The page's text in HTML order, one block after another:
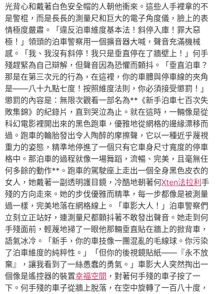
光背心和戴著白色安全帽的人朝他衝來。這些人手裡拿的不
是警棍，而是長長的測量尺和巨大的電子角度儀，臉上的表
情極度嚴肅。「違反泊車維度基本法！斜停入庫！罪大惡
極！」領頭的泊車警察用一個擴音器大喊，聲音充滿機械
感。「我、我沒有斜停！我只是垂直停在了牆壁上！」何手
殘趕緊為自己辯解，但聲音因為恐懼而顫抖。「垂直泊車？
那是在第三次元的行為，在這裡，你的車體與停車線的夾角
是——八十九點七度！按照維度法則，你必須接受懲罰！」
懲罰的內容是：無限次觀看一部名為**《新手泊車七百次失
敗集錦》的紀錄片，直到哭泣為止。就在這時，一輛像是從
科幻電影裡開出來的黑色跑車，優雅地從網格的邊緣漂移而
過。跑車的輪胎發出令人陶醉的摩擦聲，它以一種近乎蔑視
重力的姿態，精準地停進了一個只有它車身尺寸寬度的停車
格中。那泊車的過程就像一場舞蹈，流暢、完美，且毫無任
何多餘的動作**。跑車的駕駛座上走出一個全身黑色皮衣的
女人，她戴著一副透明護目鏡，冷酷地朝著何Xten法拉利 手
殘的方向走來。她的步伐優雅而精準，每一步都像是被測量
過一樣，完美地落在網格線上。「車影大人！」泊車警察們
立刻立正站好，連測量尺都顫抖著不敢發出聲音。她走到何
手殘面前，輕蔑地掃了一眼他那輛垂直貼在牆上的掀背車，
語氣冰冷。「新手，你的車技像一團混亂的毛線球。你污染
了泊車維度的純粹性。」「但你的後視鏡貼紙——『永不放
棄』，讓我看到了一絲愚蠢的勇氣。」車影大人突然掏出一
個像是遙控器的裝置幸福空間 ，對著何手殘的車子按了一
下。何手殘的車子從牆上脫落，在空中旋轉了一百八十度，